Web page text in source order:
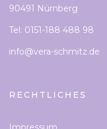
90491 Nürnberg
Tel: 0151-188 488 98
info@vera-schmitz.de
RECHTLICHES